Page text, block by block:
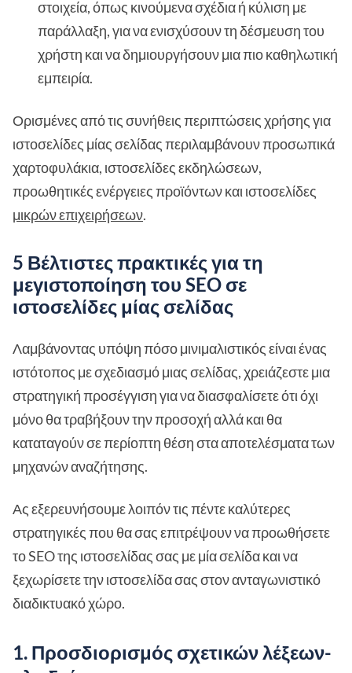
στοιχεία, όπως κινούμενα σχέδια ή κύλιση με
παράλλαξη, για να ενισχύσουν τη δέσμευση του
χρήστη και να δημιουργήσουν μια πιο καθηλωτική
εμπειρία.
Ορισμένες από τις συνήθεις περιπτώσεις χρήσης για
ιστοσελίδες μίας σελίδας περιλαμβάνουν προσωπικά
χαρτοφυλάκια, ιστοσελίδες εκδηλώσεων,
προωθητικές ενέργειες προϊόντων και ιστοσελίδες
μικρών επιχειρήσεων.
5 Βέλτιστες πρακτικές για τη
μεγιστοποίηση του SEO σε
ιστοσελίδες μίας σελίδας
Λαμβάνοντας υπόψη πόσο μινιμαλιστικός είναι ένας
ιστότοπος με σχεδιασμό μιας σελίδας, χρειάζεστε μια
στρατηγική προσέγγιση για να διασφαλίσετε ότι όχι
μόνο θα τραβήξουν την προσοχή αλλά και θα
καταταγούν σε περίοπτη θέση στα αποτελέσματα των
μηχανών αναζήτησης.
Ας εξερευνήσουμε λοιπόν τις πέντε καλύτερες
στρατηγικές που θα σας επιτρέψουν να προωθήσετε
το SEO της ιστοσελίδας σας με μία σελίδα και να
ξεχωρίσετε την ιστοσελίδα σας στον ανταγωνιστικό
διαδικτυακό χώρο.
1. Προσδιορισμός σχετικών λέξεων-